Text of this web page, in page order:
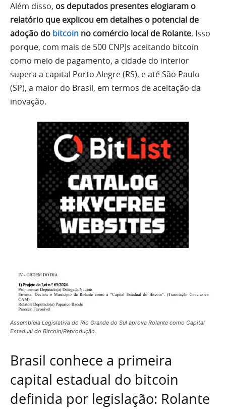
Além disso, os deputados presentes elogiaram o
relatório que explicou em detalhes o potencial de
adoção do bitcoin no comércio local de Rolante. Isso
porque, com mais de 500 CNPJs aceitando bitcoin
como meio de pagamento, a cidade do interior
supera a capital Porto Alegre (RS), e até São Paulo
(SP), a maior do Brasil, em termos de aceitação da
inovação.
Assembleia Legislativa do Rio Grande do Sul aprova Rolante como Capital
Estadual do Bitcoin/Reprodução.
Brasil conhece a primeira
capital estadual do bitcoin
definida por legislação: Rolante